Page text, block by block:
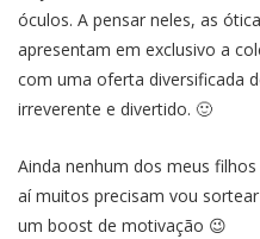
óculos. A pensar neles, as
apresentam em exclusivo a
com uma oferta diversificada
irreverente e divertido. 🙂
Ainda nenhum dos meus
aí muitos precisam vou
um boost de motivação 😉